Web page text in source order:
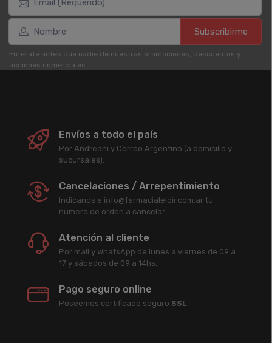
Subscribirme
Enterate antes que nadie de nuestras promociones, descuentos y
acciones comerciales.
Envíos a todo el país
Por Andreani y Correo Argentino (a domicilio y
sucursales).
Cancelaciones / Arrepentimiento
Indicanos a info@farmacialeloir.com.ar tu
número de órden a cancelar.
Atención al cliente
Por mail y WhatsApp de lunes a viernes de 09 a
17 y sábados de 09 a 14hs.
Pago seguro online
Poseemos certificado seguro SSL